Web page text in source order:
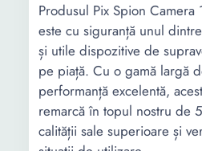
Produsul Pix Spion
este cu siguranță unul
și utile dispozitive de
pe piață. Cu o gamă largă
performanță excelentă,
remarcă în topul nostru de
calității sale superioare și